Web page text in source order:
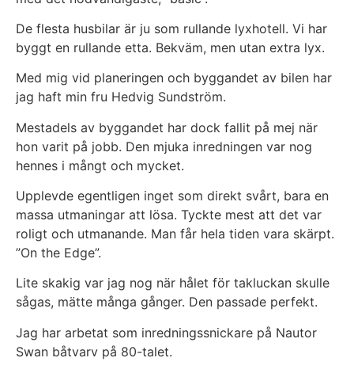
De flesta husbilar är ju som rullande lyxhotell. Vi har
byggt en rullande etta. Bekväm, men utan extra lyx.
Med mig vid planeringen och byggandet av bilen har
jag haft min fru Hedvig Sundström.
Mestadels av byggandet har dock fallit på mej när
hon varit på jobb. Den mjuka inredningen var nog
hennes i mångt och mycket.
Upplevde egentligen inget som direkt svårt, bara en
massa utmaningar att lösa. Tyckte mest att det var
roligt och utmanande. Man får hela tiden vara skärpt.
”On the Edge”.
Lite skakig var jag nog när hålet för takluckan skulle
sågas, mätte många gånger. Den passade perfekt.
Jag har arbetat som inredningssnickare på Nautor
Swan båtvarv på 80-talet.